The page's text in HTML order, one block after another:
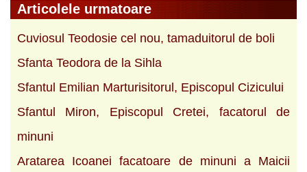
Articolele urmatoare
Cuviosul Teodosie cel nou, tamaduitorul de boli
Sfanta Teodora de la Sihla
Sfantul Emilian Marturisitorul, Episcopul Cizicului
Sfantul Miron, Episcopul Cretei, facatorul de
minuni
Aratarea Icoanei facatoare de minuni a Maicii